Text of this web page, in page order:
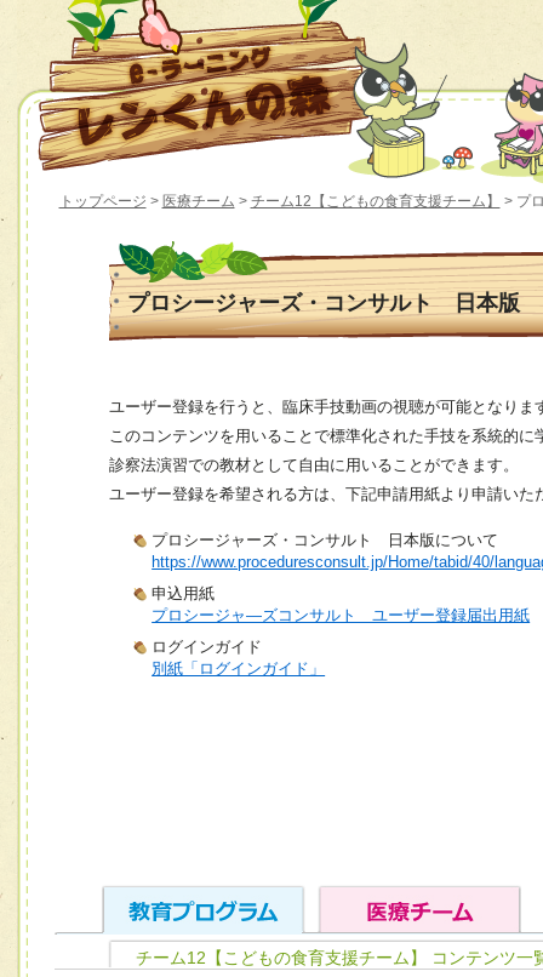
トップページ > 医療チーム > チーム12【こどもの食育支援チーム】 > プ
プロシージャーズ・コンサルト 日本版
ユーザー登録を行うと、臨床手技動画の視聴が可能となりま
このコンテンツを用いることで標準化された手技を系統的
診察法演習での教材として自由に用いることができます。
ユーザー登録を希望される方は、下記申請用紙より申請いた
プロシージャーズ・コンサルト 日本版について
https://www.proceduresconsult.jp/Home/tabid/40/
申込用紙
プロシージャ―ズコンサルト ユーザー登録届出用紙
ログインガイド
別紙「ログインガイド」
チーム12【こどもの食育支援チーム】 コンテンツ一